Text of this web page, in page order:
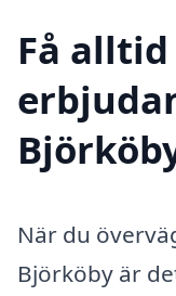
Få
När du
Björköby är